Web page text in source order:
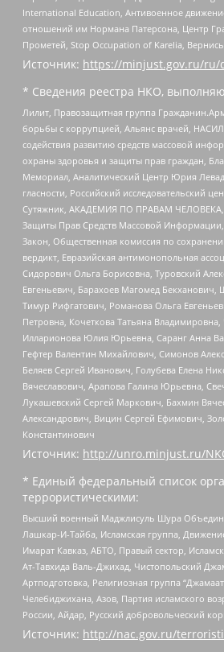
International Education, Антивоенное
отношений им Нормана Патерсона, Центр
Прометей, Stop Occupation of Karelia,
Источник: https://minjust.gov.ru/ru/
* Сведения реестра НКО,
Лилит, Правозащитная группа
борьбы с коррупцией, Альянс врачей,
содействия развитию средств массовой
охраны здоровья и защиты прав граждан,
Мемориал, Аналитический Центр Юрия
гласности, Российский исследовательский
Сутяжник, АКАДЕМИЯ ПО ПРАВАМ ЧЕЛОВЕКА,
Защиты Прав Средств Массовой Информации,
Закон, Общественная комиссия по
вердикт, Евразийская антимонопольная
Сидорович Ольга Борисовна, Туровский
Евгеньевич, Барахоев Магомед
Тимур Рифгатович, Романова Ольга
Петровна, Кочеткова Татьяна
Илларионова Юлия Юрьевна, Саранг Анна
Гефтер Валентин Михайлович, Симонов
Беляев Сергей Иванович, Голубева Елена
Вячеславович, Арапова Галина Юрьевна,
Лукашевский Сергей Маркович, Бахмин
Александрович, Вицин Сергей Ефимович,
Константинович
Источник: http://unro.minjust.ru/
* Единый федеральный список
террористическими:
Высший военный Маджлисуль Шура
Лашкар-И-Тайба, Исламская группа,
Имарат Кавказ, АБТО, Правый сектор,
Ат-Тавхида Валь-Джихад, Чистопольский
Артподготовка, Религиозная группа
Челебиджихана, Азов, Партия исламского
России, Айдар, Русский добровольческий
Источник: http://nac.gov.ru/